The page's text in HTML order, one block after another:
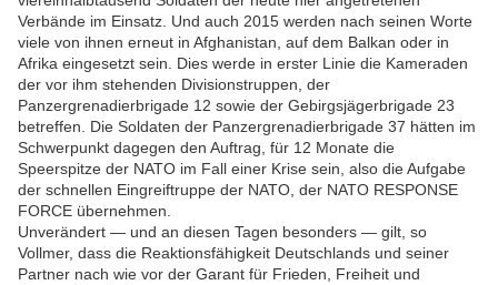
Verbände im Einsatz. Und auch 2015 werden nach seinen Worte
viele von ihnen erneut in Afghanistan, auf dem Balkan oder in
Afrika eingesetzt sein. Dies werde in erster Linie die Kameraden
der vor ihm stehenden Divisionstruppen, der
Panzergrenadierbrigade 12 sowie der Gebirgsjägerbrigade 23
betreffen. Die Soldaten der Panzergrenadierbrigade 37 hätten im
Schwerpunkt dagegen den Auftrag, für 12 Monate die
Speerspitze der NATO im Fall einer Krise sein, also die Aufgabe
der schnellen Eingreiftruppe der NATO, der NATO RESPONSE
FORCE übernehmen.
Unverändert — und an diesen Tagen besonders — gilt, so
Vollmer, dass die Reaktionsfähigkeit Deutschlands und seiner
Partner nach wie vor der Garant für Frieden, Freiheit und